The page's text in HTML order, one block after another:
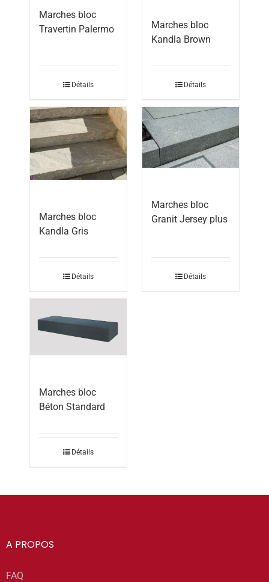
Marches bloc
Travertin Palermo
Détails
Marches bloc
Kandla Brown
Détails
Marches bloc
Kandla Gris
Détails
Marches bloc
Granit Jersey plus
Détails
Marches bloc
Béton Standard
Détails
A PROPOS
FAQ